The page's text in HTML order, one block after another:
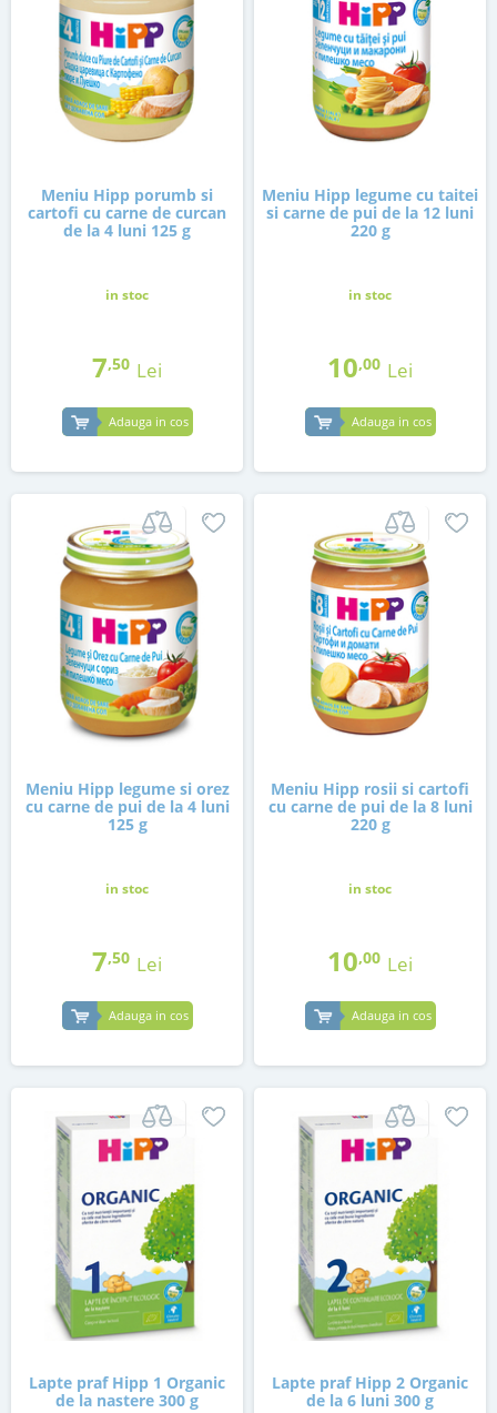
Meniu Hipp porumb si
cartofi cu carne de curcan
de la 4 luni 125 g
in stoc
7,50 Lei
Adauga in cos
Meniu Hipp legume cu taitei
si carne de pui de la 12 luni
220 g
in stoc
10,00 Lei
Adauga in cos
Meniu Hipp legume si orez
cu carne de pui de la 4 luni
125 g
in stoc
7,50 Lei
Adauga in cos
Meniu Hipp rosii si cartofi
cu carne de pui de la 8 luni
220 g
in stoc
10,00 Lei
Adauga in cos
Lapte praf Hipp 1 Organic
de la nastere 300 g
Lapte praf Hipp 2 Organic
de la 6 luni 300 g